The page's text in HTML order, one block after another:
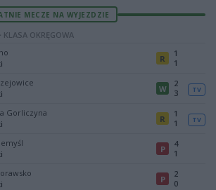
MECZE NA WYJEZDZIE
KLASA OKRĘGOWA
R
1
1
W
2
3
TV
Gorliczyna
R
1
1
TV
P
4
1
P
2
0